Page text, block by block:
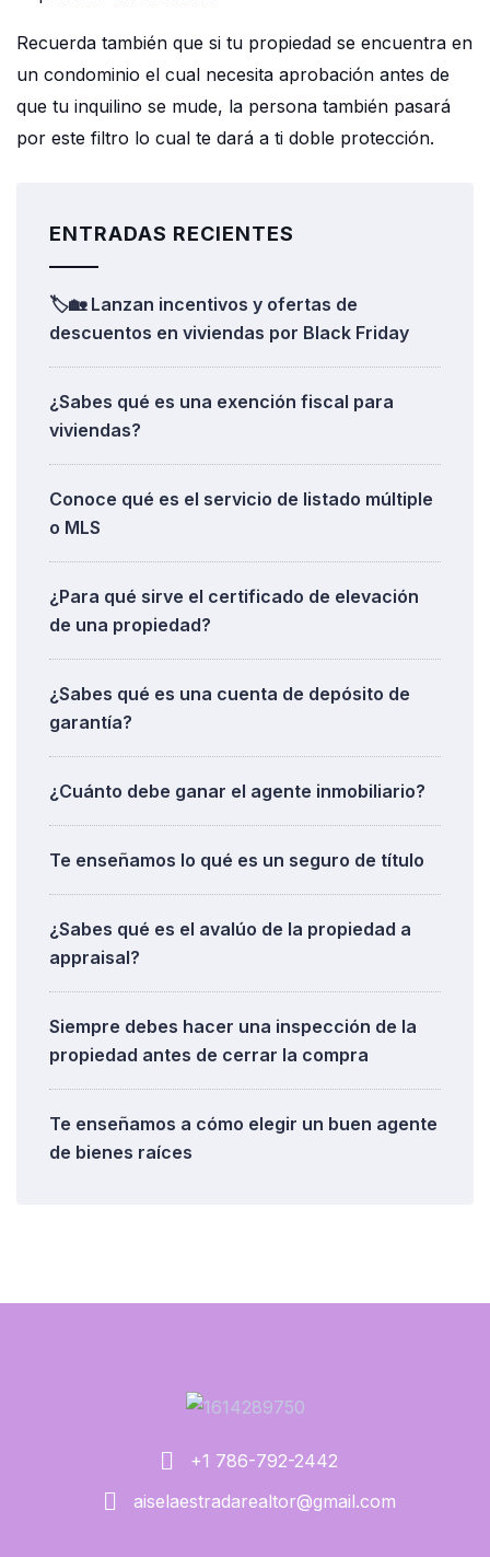
Recuerda también que si tu propiedad se encuentra en
un condominio el cual necesita aprobación antes de
que tu inquilino se mude, la persona también pasará
por este filtro lo cual te dará a ti doble protección.
ENTRADAS RECIENTES
🏷️🏡 Lanzan incentivos y ofertas de
descuentos en viviendas por Black Friday
¿Sabes qué es una exención fiscal para
viviendas?
Conoce qué es el servicio de listado múltiple
o MLS
¿Para qué sirve el certificado de elevación
de una propiedad?
¿Sabes qué es una cuenta de depósito de
garantía?
¿Cuánto debe ganar el agente inmobiliario?
Te enseñamos lo qué es un seguro de título
¿Sabes qué es el avalúo de la propiedad a
appraisal?
Siempre debes hacer una inspección de la
propiedad antes de cerrar la compra
Te enseñamos a cómo elegir un buen agente
de bienes raíces
+1 786-792-2442
aiselaestradarealtor@gmail.com